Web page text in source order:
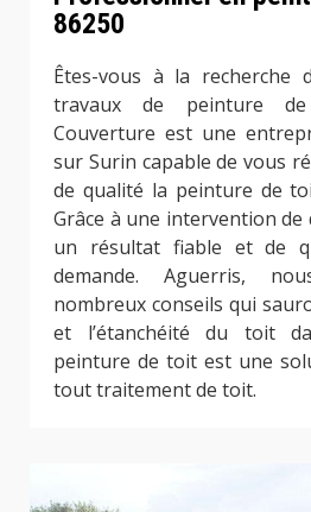
86250
Êtes-vous à la recherche
travaux de peinture
Couverture est une
sur Surin capable de vous
de qualité la peinture de
Grâce à une intervention de
un résultat fiable et de
demande. Aguerris,
nombreux conseils qui
et l’étanchéité du toit
peinture de toit est une
tout traitement de toit.